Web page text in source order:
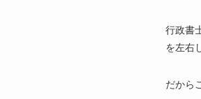
行政書
を左右
だから